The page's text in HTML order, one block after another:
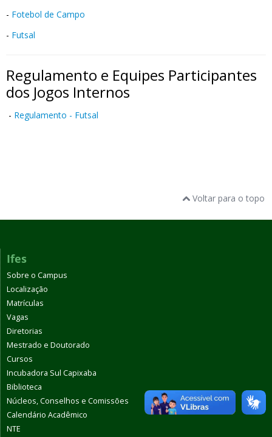
- Fotebol de Campo
- Futsal
Regulamento e Equipes Participantes
dos Jogos Internos
- Regulamento - Futsal
Voltar para o topo
Ifes
Sobre o Campus
Localização
Matrículas
Vagas
Diretorias
Mestrado e Doutorado
Cursos
Incubadora Sul Capixaba
Biblioteca
Núcleos, Conselhos e Comissões
Calendário Acadêmico
NTE